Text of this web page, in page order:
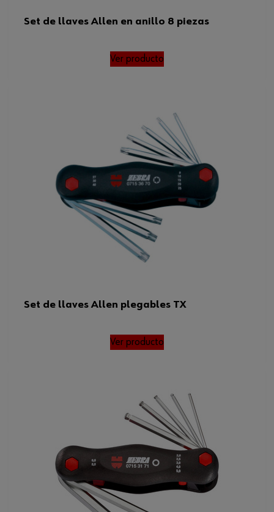
Set de llaves Allen en anillo 8 piezas
Ver producto
Set de llaves Allen plegables TX
Ver producto